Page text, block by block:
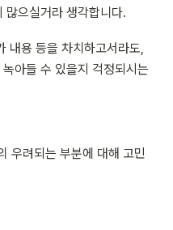
많으실거라 생각합니다.
내용 등을 차치하고서라도,
아들 수 있을지 걱정되시는
우려되는 부분에 대해 고민